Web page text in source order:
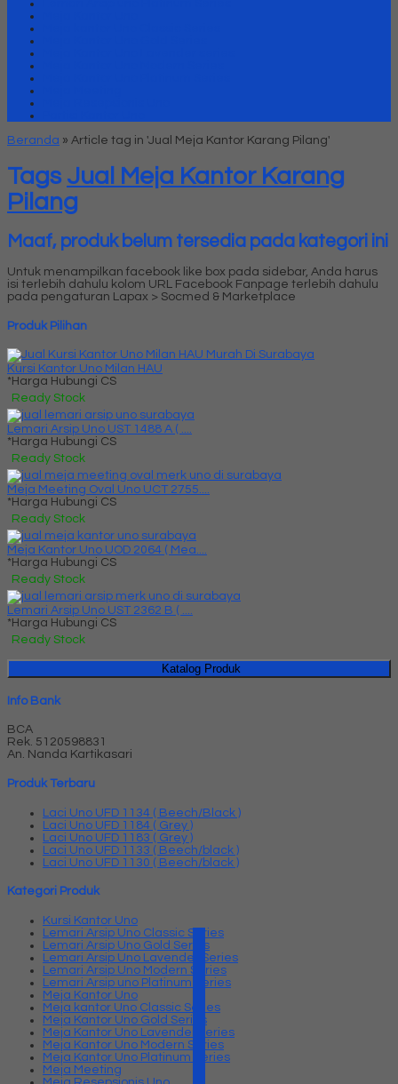
Beranda » Article tag in 'Jual Meja Kantor Karang Pilang'
Tags Jual Meja Kantor Karang
Pilang
Maaf, produk belum tersedia pada kategori ini
Untuk menampilkan facebook like box pada sidebar, Anda harus
isi terlebih dahulu kolom URL Facebook Fanpage terlebih dahulu
pada pengaturan Lapax > Socmed & Marketplace
Produk Pilihan
Kursi Kantor Uno Milan HAU
*Harga Hubungi CS
Ready Stock
Lemari Arsip Uno UST 1488 A ( ....
*Harga Hubungi CS
Ready Stock
Meja Meeting Oval Uno UCT 2755....
*Harga Hubungi CS
Ready Stock
Meja Kantor Uno UOD 2064 ( Mea....
*Harga Hubungi CS
Ready Stock
Lemari Arsip Uno UST 2362 B ( ....
*Harga Hubungi CS
Ready Stock
Katalog Produk
Info Bank
BCA
Rek. 5120598831
An. Nanda Kartikasari
Produk Terbaru
Laci Uno UFD 1134 ( Beech/Black )
Laci Uno UFD 1184 ( Grey )
Laci Uno UFD 1183 ( Grey )
Laci Uno UFD 1133 ( Beech/black )
Laci Uno UFD 1130 ( Beech/black )
Kategori Produk
Kursi Kantor Uno
Lemari Arsip Uno Classic Series
Lemari Arsip Uno Gold Series
Lemari Arsip Uno Lavender Series
Lemari Arsip Uno Modern Series
Lemari Arsip uno Platinum Series
Meja Kantor Uno
Meja kantor Uno Classic Series
Meja Kantor Uno Gold Series
Meja Kantor Uno Lavender series
Meja Kantor Uno Modern Series
Meja Kantor Uno Platinum Series
Meja Meeting